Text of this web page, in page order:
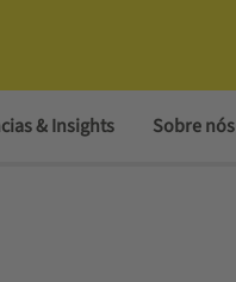
& Insights Sobre nós